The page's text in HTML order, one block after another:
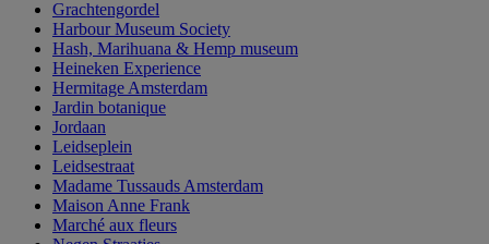
Grachtengordel
Harbour Museum Society
Hash, Marihuana & Hemp museum
Heineken Experience
Hermitage Amsterdam
Jardin botanique
Jordaan
Leidseplein
Leidsestraat
Madame Tussauds Amsterdam
Maison Anne Frank
Marché aux fleurs